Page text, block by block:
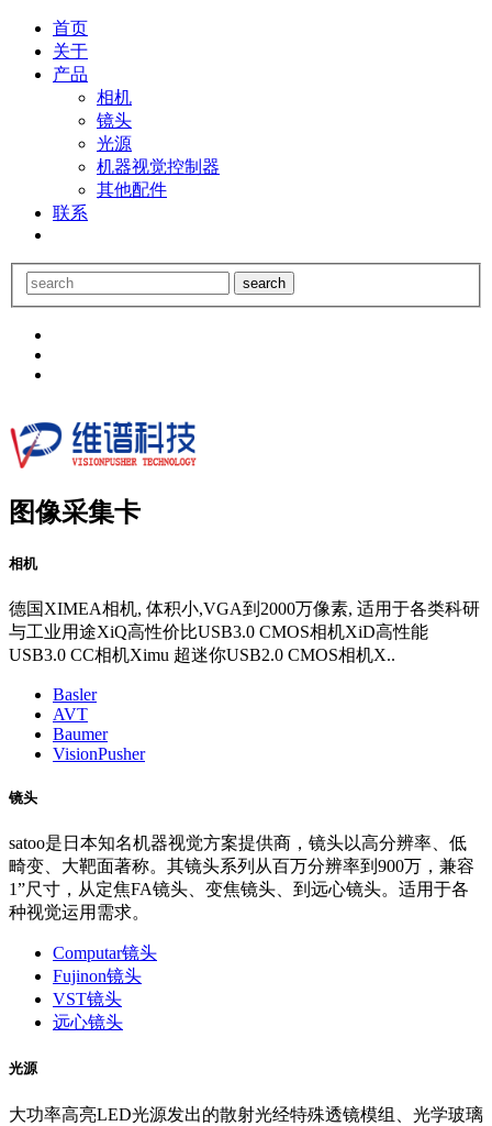
首页
关于
产品
相机
镜头
光源
机器视觉控制器
其他配件
联系
图像采集卡
相机
德国XIMEA相机, 体积小,VGA到2000万像素, 适用于各类科研
与工业用途XiQ高性价比USB3.0 CMOS相机XiD高性能
USB3.0 CC相机Ximu 超迷你USB2.0 CMOS相机X..
Basler
AVT
Baumer
VisionPusher
镜头
satoo是日本知名机器视觉方案提供商，镜头以高分辨率、低
畸变、大靶面著称。其镜头系列从百万分辨率到900万，兼容
1”尺寸，从定焦FA镜头、变焦镜头、到远心镜头。适用于各
种视觉运用需求。
Computar镜头
Fujinon镜头
VST镜头
远心镜头
光源
大功率高亮LED光源发出的散射光经特殊透镜模组、光学玻璃